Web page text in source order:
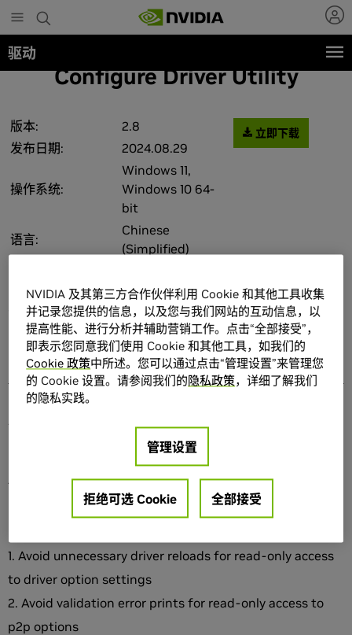
to
main
content
驱动
Configure Driver Utility
版本:
2.8
发布日期:
2024.08.29
操作系统:
Windows 11,
Windows 10 64-
bit
语言:
Chinese
(Simplified)
See theREADMEfor more detailed
instructions.
立即下载
发布重点
Adds config option for DirectX Swapgroup: “Disable
DirectX Swapgroup PrePresentWait”
Avoid unnecessary driver reloads for read-only access
to driver option settings
Avoid validation error prints for read-only access to
p2p options
NVIDIA 及其第三方合作伙伴利用 Cookie 和其他工具收集
并记录您提供的信息，以及您与我们网站的互动信息，以
提高性能、进行分析并辅助营销工作。点击“全部接受”，
即表示您同意我们使用 Cookie 和其他工具，如我们的
Cookie 政策中所述。您可以通过点击“管理设置”来管理您
的 Cookie 设置。请参阅我们的隐私政策，详细了解我们
的隐私实践。
管理设置
拒绝可选 Cookie 全部接受